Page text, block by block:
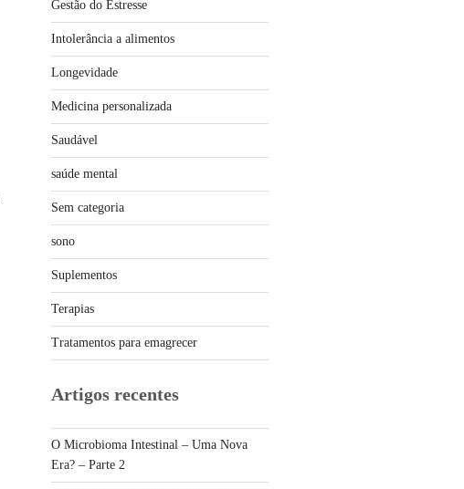
Gestão do Estresse
Intolerância a alimentos
Longevidade
Medicina personalizada
Saudável
saúde mental
Sem categoria
sono
Suplementos
Terapias
Tratamentos para emagrecer
Artigos recentes
O Microbioma Intestinal – Uma Nova
Era? – Parte 2